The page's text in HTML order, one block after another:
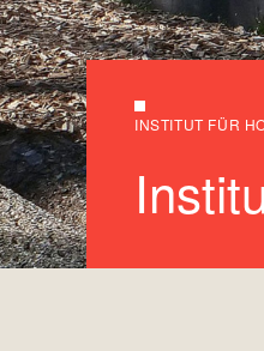
INSTITUT FÜR